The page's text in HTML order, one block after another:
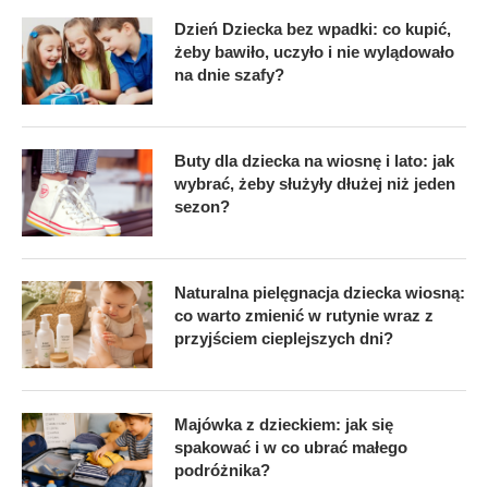
Dzień Dziecka bez wpadki: co kupić,
żeby bawiło, uczyło i nie wylądowało
na dnie szafy?
Buty dla dziecka na wiosnę i lato: jak
wybrać, żeby służyły dłużej niż jeden
sezon?
Naturalna pielęgnacja dziecka wiosną:
co warto zmienić w rutynie wraz z
przyjściem cieplejszych dni?
Majówka z dzieckiem: jak się
spakować i w co ubrać małego
podróżnika?